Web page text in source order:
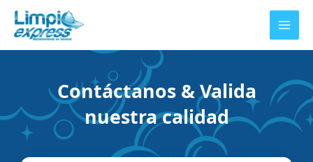
contenido
Contáctanos & Valida
nuestra calidad